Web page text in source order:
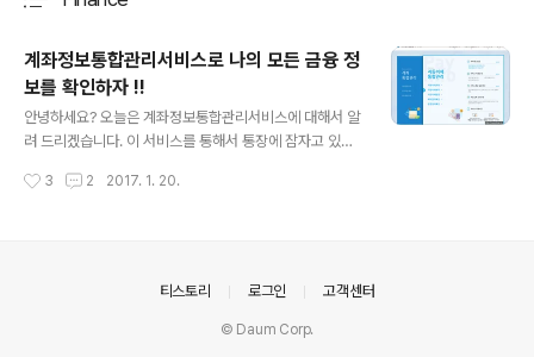
계좌정보통합관리서비스로 나의 모든 금융 정
보를 확인하자 !!
안녕하세요? 오늘은 계좌정보통합관리서비스에 대해서 알
려 드리겠습니다. 이 서비스를 통해서 통장에 잠자고 있던
비스를 이용하면 본인의 모든 은행 계좌와 자동이체 내역
있습니다. 검색 포털 사이트에서 계좌통합조회로 검색하시
정보 통합관리서비스(http://www.payinfo.or.kr)를 볼
3 2 2017. 1. 20.
티스토리 로그인 고객센터
© Daum Corp.